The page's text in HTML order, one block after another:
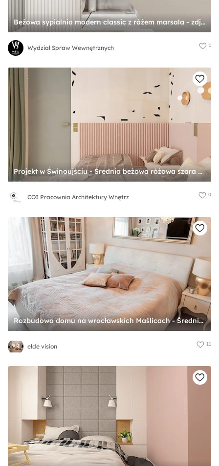
Beżowa sypialnia modern classic z różem marsala - zdjęcie od Wydział Spraw Wewnętrznych
Wydział Spraw Wewnętrznych 1
Projekt w Świnoujściu - Średnia beżowa różowa szara sypialnia, styl nowoczesny - zdjęcie od COI Pracownia Architektury Wnętrz
COI Pracownia Architektury Wnętrz 0
Rozbudowa domu na wrocławskich Maślicach - Średnia różowa sypialnia - zdjęcie od elde vision
elde vision 11